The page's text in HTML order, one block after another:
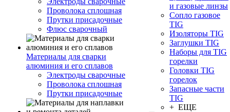
Проволока сплошная
Прутки присадочные
Флюс сварочный
Материалы для сварки
алюминия и его сплавов
Электроды сварочные
Проволока сплошная
Прутки присадочные
и газовые линзы
Сопло газовое
TIG
Изоляторы TIG
Заглушки TIG
Наборы для TIG
горелки
Головки TIG
горелок
Запасные части
TIG
+ ЕЩЕ